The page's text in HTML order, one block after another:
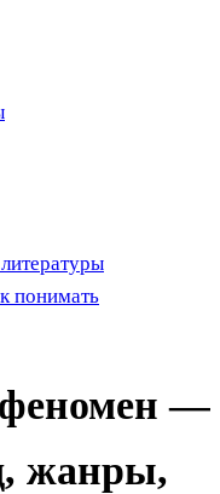
понимать
феномен —
жанры,